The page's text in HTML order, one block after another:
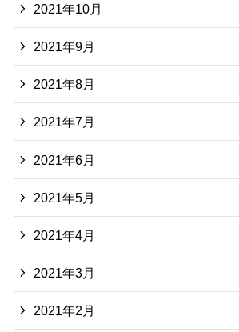
2021年10月
2021年9月
2021年8月
2021年7月
2021年6月
2021年5月
2021年4月
2021年3月
2021年2月